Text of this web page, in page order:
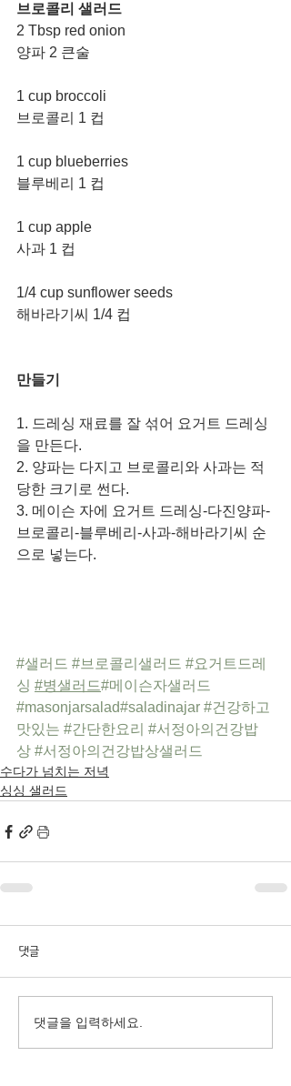
브로콜리 샐러드
2 Tbsp red onion
양파 2 큰술
1 cup broccoli
브로콜리 1 컵
1 cup blueberries
블루베리 1 컵
1 cup apple
사과 1 컵
1/4 cup sunflower seeds
해바라기씨 1/4 컵
만들기
1. 드레싱 재료를 잘 섞어 요거트 드레싱
을 만든다.
2. 양파는 다지고 브로콜리와 사과는 적
당한 크기로 썬다.
3. 메이슨 자에 요거트 드레싱-다진양파-
브로콜리-블루베리-사과-해바라기씨 순
으로 넣는다.
#샐러드 #브로콜리샐러드 #요거트드레
싱 #병샐러드#메이슨자샐러드
#masonjarsalad#saladinajar #건강하고
맛있는 #간단한요리 #서정아의건강밥
상 #서정아의건강밥상샐러드
수다가 넘치는 저녁
싱싱 샐러드
댓글
댓글을 입력하세요.